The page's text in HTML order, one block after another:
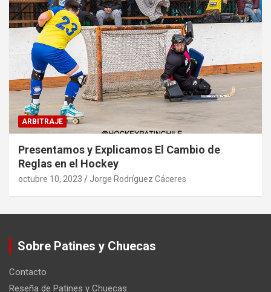
ARBITRAJE
Presentamos y Explicamos El Cambio de
Reglas en el Hockey
octubre 10, 2023 Jorge Rodríguez Cáceres
Sobre Patines y Chuecas
Contacto
Reseña de Patines y Chuecas